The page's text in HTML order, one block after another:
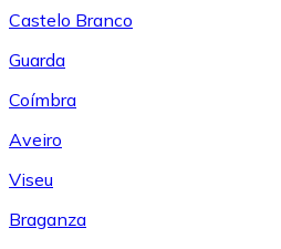
Castelo Branco
Guarda
Coímbra
Aveiro
Viseu
Braganza